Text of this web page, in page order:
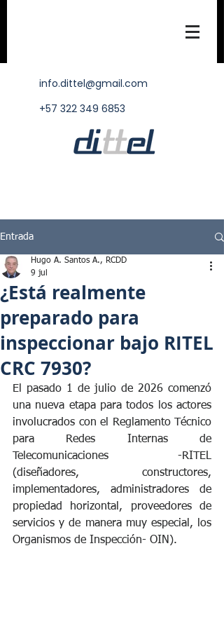
info.dittel@gmail.com
+57 322 349 6853
Entrada
¿Está realmente
preparado para
inspeccionar bajo RITEL
CRC 7930?
Hugo A. Santos A., RCDD
9 jul
El pasado 1 de julio de 2026 comenzó
una nueva etapa para todos los actores
involucrados con el Reglamento Técnico
para Redes Internas de
Telecomunicaciones -RITEL
(diseñadores, constructores,
implementadores, administradores de
propiedad horizontal, proveedores de
servicios y de manera muy especial, los
Organismos de Inspección- OIN).